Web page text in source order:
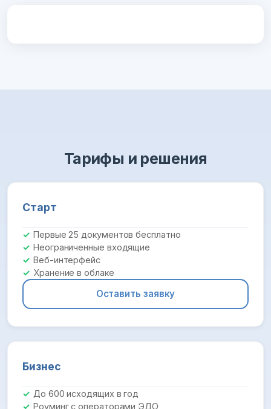
Тарифы и решения
Старт
Первые 25 документов бесплатно
Неограниченные входящие
Веб-интерфейс
Хранение в облаке
Оставить заявку
Бизнес
До 600 исходящих в год
Роуминг с операторами ЭДО